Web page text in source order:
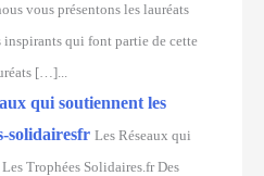
vous présentons les lauréats
inspirants qui font partie de cette
[…]...
qui soutiennent les
solidairesfr Les Réseaux qui
Trophées Solidaires.fr Des